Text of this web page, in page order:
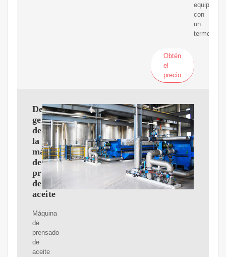
equipada
con
un
Obtén
el
precio
Descripción
general
de
la
máquina
de
prensado
de
aceite
Máquina
de
prensado
de
aceite